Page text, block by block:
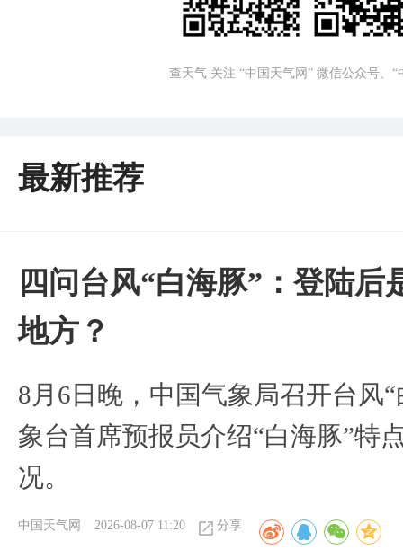
查天气 关注 “中国天气网” 微信公众号、
最新推荐
四问台风“白海豚”：登陆
地方？
8月6日晚，中国气象局召开台风
象台首席预报员介绍“白海豚”特
况。
中国天气网 2026-08-07 11:20 分享